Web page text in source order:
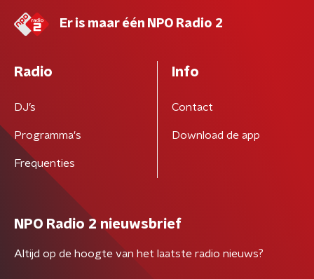
Er is maar één NPO Radio 2
Radio
DJ’s
Programma's
Frequenties
Info
Contact
Download de app
NPO Radio 2 nieuwsbrief
Altijd op de hoogte van het laatste radio nieuws?